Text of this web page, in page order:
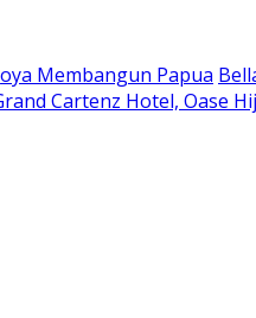
Membangun Papua
Cartenz Hotel, Oase